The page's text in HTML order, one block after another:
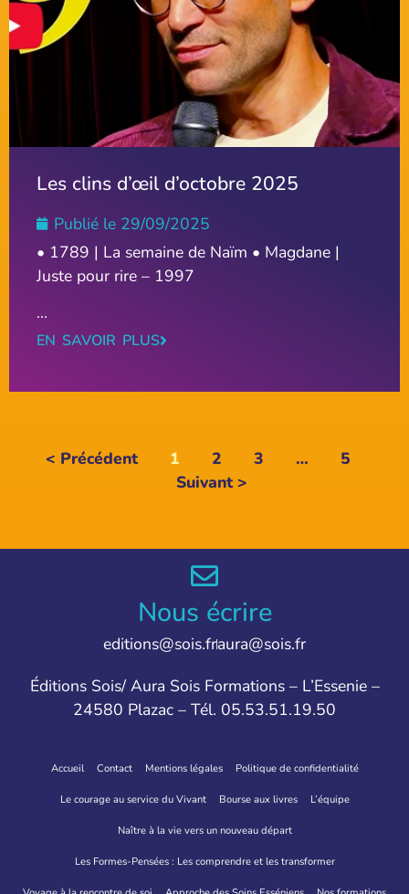
Les clins d’œil d’octobre 2025
Publié le 29/09/2025
• 1789 | La semaine de Naïm • Magdane |
Juste pour rire – 1997
...
EN SAVOIR PLUS
< Précédent 1 2 3 …
5
Suivant >
Nous écrire
editions@sois.fraura@sois.fr
Éditions Sois/ Aura Sois Formations – L’Essenie –
24580 Plazac – Tél. 05.53.51.19.50
Accueil Contact Mentions légales Politique de confidentialité
Le courage au service du Vivant Bourse aux livres L’équipe
Naître à la vie vers un nouveau départ
Les Formes-Pensées : Les comprendre et les transformer